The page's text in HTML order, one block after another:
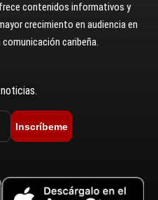
contenidos informativos y
crecimiento en audiencia en
caribeña.
Inscríbeme